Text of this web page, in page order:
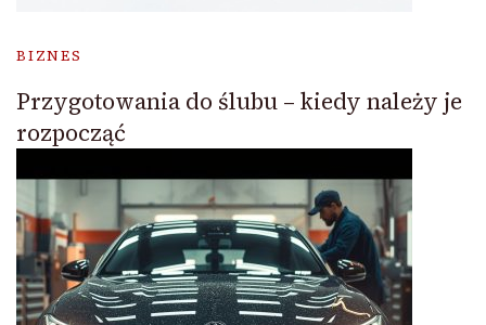
BIZNES
Przygotowania do ślubu – kiedy należy je
rozpocząć